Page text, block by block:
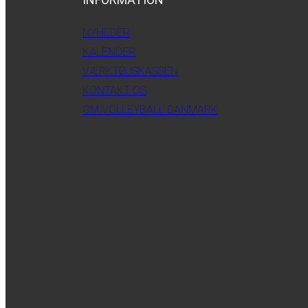
NYHEDER
KALENDER
VÆRKTØJSKASSEN
KONTAKT OS
OM VOLLEYBALL DANMARK